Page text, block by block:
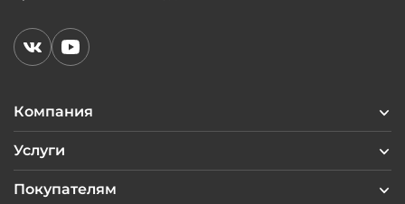
Компания
Услуги
Покупателям